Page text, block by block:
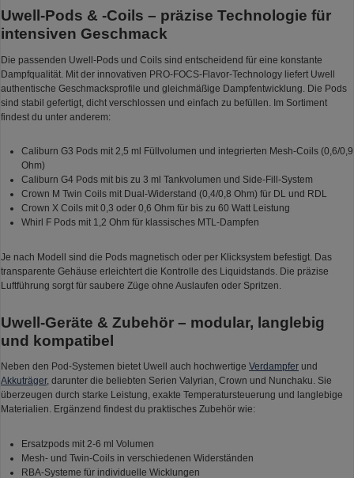
Uwell-Pods & -Coils – präzise Technologie für
intensiven Geschmack
Die passenden Uwell-Pods und Coils sind entscheidend für eine konstante
Dampfqualität. Mit der innovativen PRO-FOCS-Flavor-Technology liefert Uwell
authentische Geschmacksprofile und gleichmäßige Dampfentwicklung. Die Pods
sind stabil gefertigt, dicht verschlossen und einfach zu befüllen. Im Sortiment
findest du unter anderem:
Caliburn G3 Pods mit 2,5 ml Füllvolumen und integrierten Mesh-Coils (0,6/0,9
Ohm)
Caliburn G4 Pods mit bis zu 3 ml Tankvolumen und Side-Fill-System
Crown M Twin Coils mit Dual-Widerstand (0,4/0,8 Ohm) für DL und RDL
Crown X Coils mit 0,3 oder 0,6 Ohm für bis zu 60 Watt Leistung
Whirl F Pods mit 1,2 Ohm für klassisches MTL-Dampfen
Je nach Modell sind die Pods magnetisch oder per Klicksystem befestigt. Das
transparente Gehäuse erleichtert die Kontrolle des Liquidstands. Die präzise
Luftführung sorgt für saubere Züge ohne Auslaufen oder Spritzen.
Uwell-Geräte & Zubehör – modular, langlebig
und kompatibel
Neben den Pod-Systemen bietet Uwell auch hochwertige Verdampfer und
Akkuträger, darunter die beliebten Serien Valyrian, Crown und Nunchaku. Sie
überzeugen durch starke Leistung, exakte Temperatursteuerung und langlebige
Materialien. Ergänzend findest du praktisches Zubehör wie:
Ersatzpods mit 2-6 ml Volumen
Mesh- und Twin-Coils in verschiedenen Widerständen
RBA-Systeme für individuelle Wicklungen